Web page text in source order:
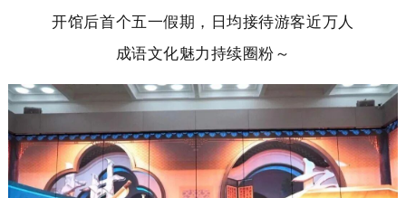
开馆后首个五一假期，日均接待游客近万人
成语文化魅力持续圈粉～